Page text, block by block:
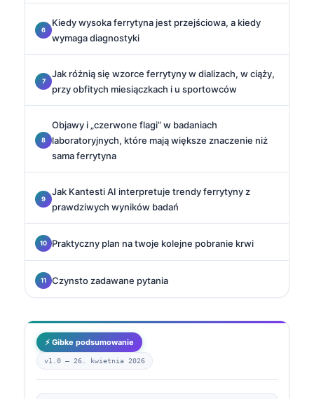
Kiedy wysoka ferrytyna jest przejściowa, a kiedy
wymaga diagnostyki
Jak różnią się wzorce ferrytyny w dializach, w ciąży,
przy obfitych miesiączkach i u sportowców
Objawy i „czerwone flagi” w badaniach
laboratoryjnych, które mają większe znaczenie niż
sama ferrytyna
Jak Kantesti AI interpretuje trendy ferrytyny z
prawdziwych wyników badań
Praktyczny plan na twoje kolejne pobranie krwi
Czynsto zadawane pytania
⚡ Gibke podsumowanie
v1.0 — 26. kwietnia 2026